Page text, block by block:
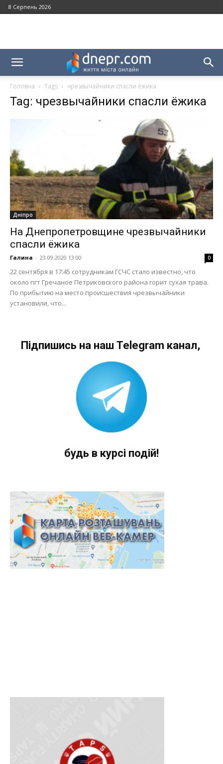
8 Серпень 2026
Головна Tags чрезвычайники спасли ёжика
Tag: чрезвычайники спасли ёжика
Дніпро
На Днепропетровщине чрезвычайники
спасли ёжика
Галина - 23.09.2020 13:00 0
22 сентября в 17:45 сотрудникам ГСЧС стало известно, что
около пгт Гречаное Петриковского района горит сухая трава.
По прибытию на место происшествия чрезвычайники
установили, что...
Підпишись на наш Telegram канал,
будь в курсі подій!